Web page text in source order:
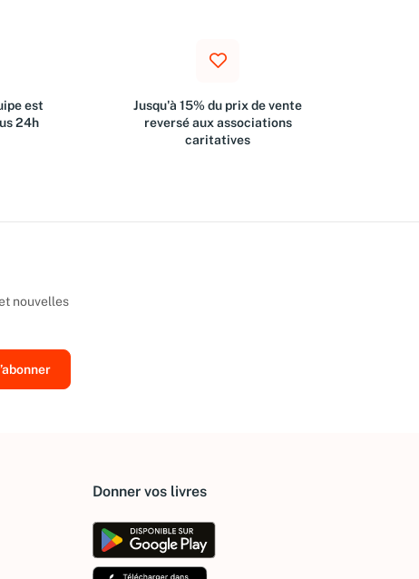
est
24h
Jusqu'à 15% du prix de vente
reversé aux associations
caritatives
nouvelles
Donner vos livres